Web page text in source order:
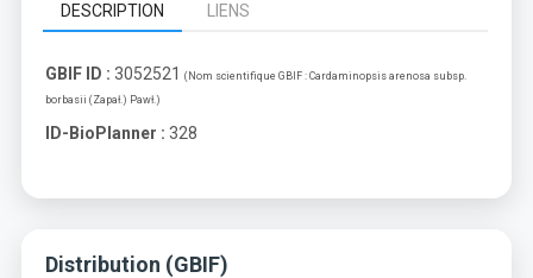
DESCRIPTION LIENS
GBIF ID : 3052521 (Nom scientifique GBIF : Cardaminopsis arenosa subsp.
borbasii (Zapał.) Pawł.)
ID-BioPlanner : 328
Distribution (GBIF)